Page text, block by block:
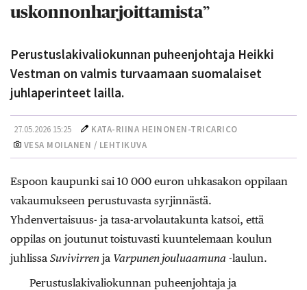
uskonnonharjoittamista”
Perustuslakivaliokunnan puheenjohtaja Heikki
Vestman on valmis turvaamaan suomalaiset
juhlaperinteet lailla.
27.05.2026 15:25
KATA-RIINA HEINONEN-TRICARICO
VESA MOILANEN / LEHTIKUVA
Espoon kaupunki sai 10 000 euron uhkasakon oppilaan
vakaumukseen perustuvasta syrjinnästä.
Yhdenvertaisuus- ja tasa-arvolautakunta katsoi, että
oppilas on joutunut toistuvasti kuuntelemaan koulun
juhlissa Suvivirren ja Varpunen jouluaamuna -laulun.
Perustuslakivaliokunnan puheenjohtaja ja